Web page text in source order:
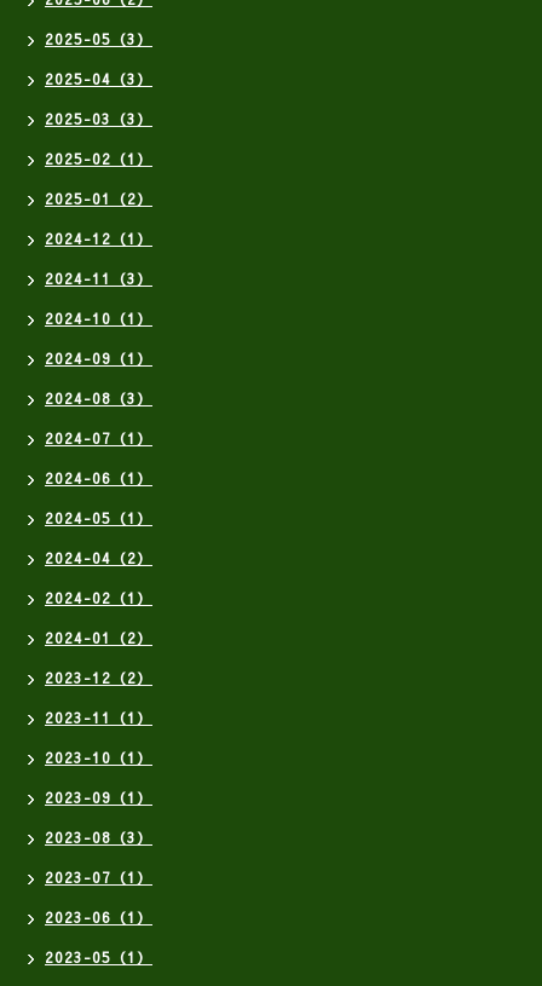
2025-05（3）
2025-04（3）
2025-03（3）
2025-02（1）
2025-01（2）
2024-12（1）
2024-11（3）
2024-10（1）
2024-09（1）
2024-08（3）
2024-07（1）
2024-06（1）
2024-05（1）
2024-04（2）
2024-02（1）
2024-01（2）
2023-12（2）
2023-11（1）
2023-10（1）
2023-09（1）
2023-08（3）
2023-07（1）
2023-06（1）
2023-05（1）